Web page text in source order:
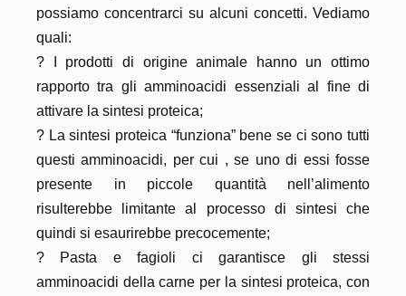
possiamo concentrarci su alcuni concetti. Vediamo
quali:
? I prodotti di origine animale hanno un ottimo
rapporto tra gli amminoacidi essenziali al fine di
attivare la sintesi proteica;
? La sintesi proteica “funziona” bene se ci sono tutti
questi amminoacidi, per cui , se uno di essi fosse
presente in piccole quantità nell’alimento
risulterebbe limitante al processo di sintesi che
quindi si esaurirebbe precocemente;
? Pasta e fagioli ci garantisce gli stessi
amminoacidi della carne per la sintesi proteica, con